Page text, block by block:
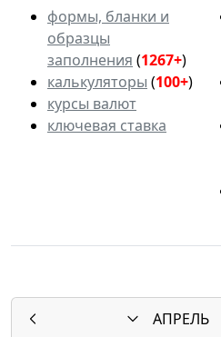
формы, бланки и
образцы
заполнения (1267+)
калькуляторы (100+)
курсы валют
ключевая ставка
АПРЕЛЬ